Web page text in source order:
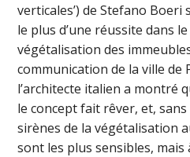
verticales’) de Stefano
le plus d’une réussite dans
végétalisation des
communication de la ville de
l’architecte italien a montré
le concept fait rêver, et,
sirènes de la végétalisation
sont les plus sensibles, mais